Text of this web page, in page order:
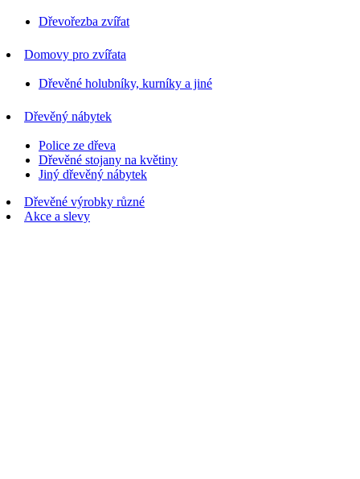
Dřevořezba zvířat
Domovy pro zvířata
Dřevěné holubníky, kurníky a jiné
Dřevěný nábytek
Police ze dřeva
Dřevěné stojany na květiny
Jiný dřevěný nábytek
Dřevěné výrobky různé
Akce a slevy